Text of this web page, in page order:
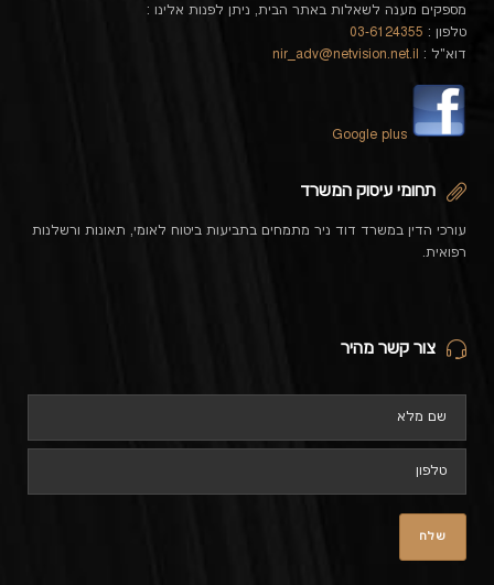
מספקים מענה לשאלות באתר הבית, ניתן לפנות אלינו :
טלפון : 03-6124355
דוא"ל : nir_adv@netvision.net.il
Google plus
תחומי עיסוק המשרד
עורכי הדין במשרד דוד ניר מתמחים בתביעות ביטוח לאומי, תאונות ורשלנות
רפואית.
צור קשר מהיר